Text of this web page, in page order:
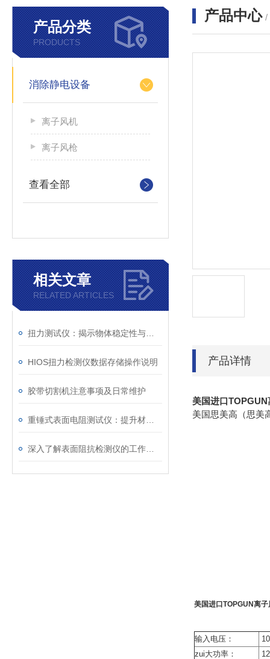
产品分类
PRODUCTS
消除静电设备
离子风机
离子风枪
查看全部
相关文章
RELATED ARTICLES
HIOS扭力检测仪数据存储操作说明
胶带切割机注意事项及日常维护
产品中心 /
产品详情
美国进口
美国思美高（思美
美国进口TOPGUN离子
输入电压：
zui大功率：